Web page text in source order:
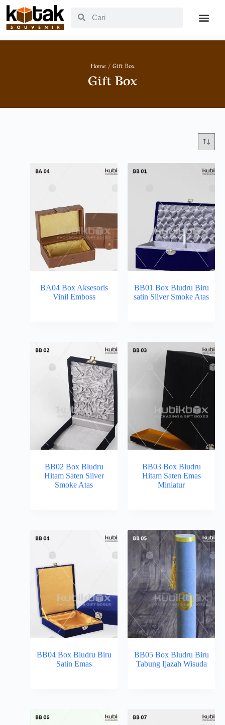
Home/ Gift Box
Gift Box
BA04 Box Aksesoris
Vinil Emboss
BB01 Box Bludru Biru
satin Silver Smoke Atas
BB02 Box Bludru
Hitam Saten Silver
Smoke Atas
BB03 Box Bludru
Hitam Saten Emas
Miniatur
BB04 Box Bludru Biru
Satin Emas
BB05 Box Bludru Biru
Tabung Ijazah Wisuda